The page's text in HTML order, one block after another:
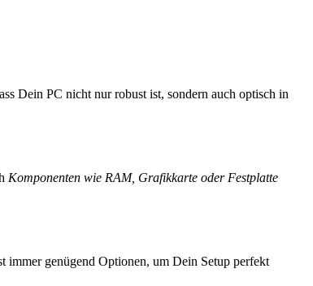
Dein PC nicht nur robust ist, sondern auch optisch in
Komponenten wie RAM, Grafikkarte oder Festplatte
immer genügend Optionen, um Dein Setup perfekt